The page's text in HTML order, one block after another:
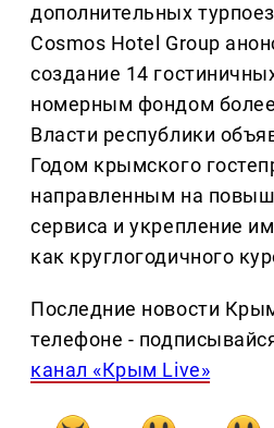
дополнительных
Cosmos Hotel Group
создание 14
номерным фондом
Власти республики
Годом крымского
направленным на
сервиса и укрепление
как круглогодичного
Последние новости
телефоне -
канал «Крым Live»